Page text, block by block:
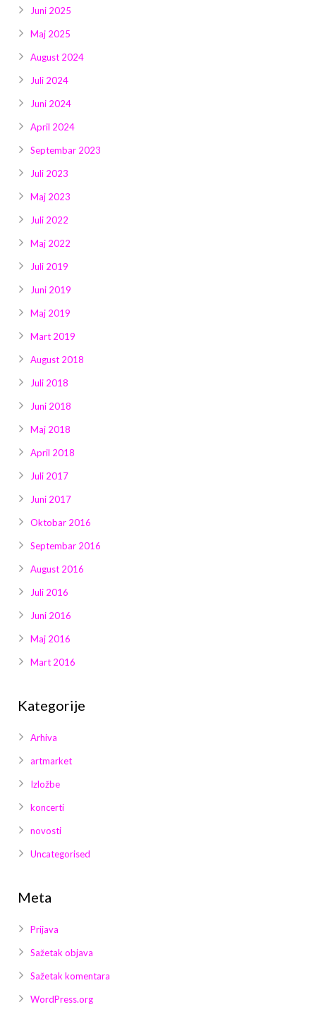
Juni 2025
Maj 2025
August 2024
Juli 2024
Juni 2024
April 2024
Septembar 2023
Juli 2023
Maj 2023
Juli 2022
Maj 2022
Juli 2019
Juni 2019
Maj 2019
Mart 2019
August 2018
Juli 2018
Juni 2018
Maj 2018
April 2018
Juli 2017
Juni 2017
Oktobar 2016
Septembar 2016
August 2016
Juli 2016
Juni 2016
Maj 2016
Mart 2016
Kategorije
Arhiva
artmarket
Izložbe
koncerti
novosti
Uncategorised
Meta
Prijava
Sažetak objava
Sažetak komentara
WordPress.org